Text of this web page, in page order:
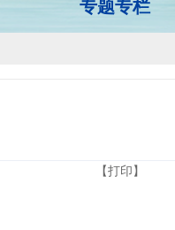
专题专栏
【打印】